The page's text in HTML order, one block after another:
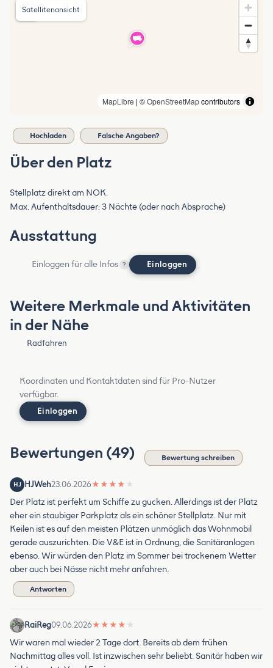
MapLibre | ©OpenStreetMapcontributors
Satellitenansicht
Hochladen Falsche Angaben?
Über den Platz
Stellplatz direkt am NOK.
Max. Aufenthaltsdauer: 3 Nächte (oder nach Absprache)
Ausstattung
Einloggen für alle Infos ? Einloggen
Weitere Merkmale und Aktivitäten
in der Nähe
Radfahren
Koordinaten und Kontaktdaten sind für Pro-Nutzer
verfügbar.
Einloggen
Bewertungen (49) Bewertung schreiben
HJ HJWeh23.06.2026★ ★ ★ ★ ★
Der Platz ist perfekt um Schiffe zu gucken. Allerdings ist der Platz
eher ein staubiger Parkplatz als ein schöner Stellplatz. Nur mit
Keilen ist es auf den meisten Plätzen unmöglich das Wohnmobil
gerade auszurichten. Die V&E ist in Ordnung, die Sanitäranlagen
ebenso. Wir würden den Platz im Sommer bei trockenem Wetter
aber auch bei Nässe nicht mehr anfahren.
Antworten
RaiReg09.06.2026★ ★ ★ ★ ★
Wir waren mal wieder 2 Tage dort. Bereits ab dem frühen
Nachmittag alles voll. Ist inzwischen sehr beliebt. Sanitär haben wir